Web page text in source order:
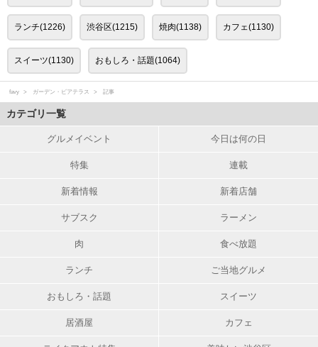
ランチ(1226) 渋谷区(1215) 焼肉(1138) カフェ(1130)
スイーツ(1130) おもしろ・話題(1064)
favy ガーデン・ビアテラス 記事
カテゴリ一覧
グルメイベント 今日は何の日
特集 連載
新着情報 新着店舗
サブスク ラーメン
肉 食べ放題
ランチ ご当地グルメ
おもしろ・話題 スイーツ
居酒屋 カフェ